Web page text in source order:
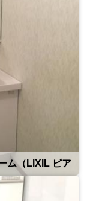
ム（LIXIL ピア